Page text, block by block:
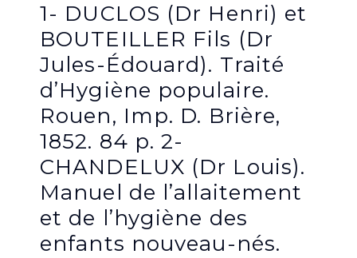
1- DUCLOS (Dr Henri) et
BOUTEILLER Fils (Dr
Jules-Édouard). Traité
d’Hygiène populaire.
Rouen, Imp. D. Brière,
1852. 84 p. 2-
CHANDELUX (Dr Louis).
Manuel de l’allaitement
et de l’hygiène des
enfants nouveau-nés.